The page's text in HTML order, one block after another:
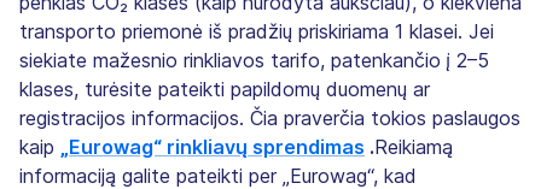
transporto priemonė iš pradžių priskiriama 1 klasei. Jei
siekiate mažesnio rinkliavos tarifo, patenkančio į 2–5
klases, turėsite pateikti papildomų duomenų ar
registracijos informacijos. Čia praverčia tokios paslaugos
kaip
„Eurowag“ rinkliavų sprendimas .Reikiamą
informaciją galite pateikti per „Eurowag“, kad